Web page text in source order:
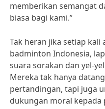
memberikan semangat
biasa bagi kami.”
Tak heran jika setiap kali
badminton Indonesia,
suara sorakan dan yel-
Mereka tak hanya
pertandingan, tapi juga
dukungan moral kepada